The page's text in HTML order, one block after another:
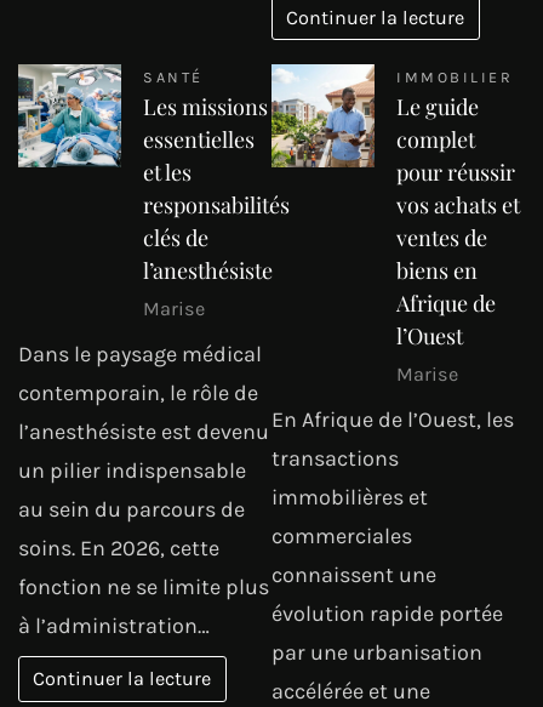
Continuer la lecture
SANTÉ
Les missions
essentielles
et les
responsabilités
clés de
l’anesthésiste
Marise
Dans le paysage médical
contemporain, le rôle de
l’anesthésiste est devenu
un pilier indispensable
au sein du parcours de
soins. En 2026, cette
fonction ne se limite plus
à l’administration…
Continuer la lecture
IMMOBILIER
Le guide
complet
pour réussir
vos achats et
ventes de
biens en
Afrique de
l’Ouest
Marise
En Afrique de l’Ouest, les
transactions
immobilières et
commerciales
connaissent une
évolution rapide portée
par une urbanisation
accélérée et une